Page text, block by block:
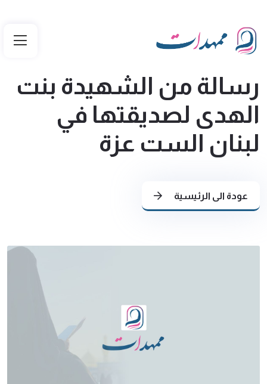
رسالة من الشهيدة بنت
الهدى لصديقتها في
لبنان الست عزة
عودة الى الرئيسية